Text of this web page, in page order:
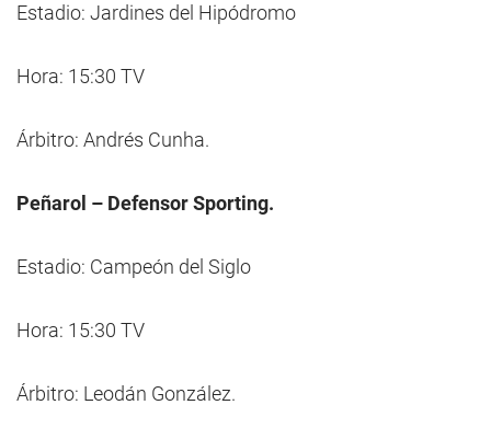
Estadio: Jardines del Hipódromo
Hora: 15:30 TV
Árbitro: Andrés Cunha.
Peñarol – Defensor Sporting.
Estadio: Campeón del Siglo
Hora: 15:30 TV
Árbitro: Leodán González.